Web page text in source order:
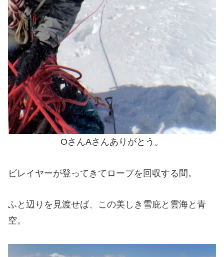
OさんAさんありがとう。
ビレイヤーが登ってきてロープを回収する間。
ふと辺りを見渡せば、この美しき雪庇と雲海と青
空。